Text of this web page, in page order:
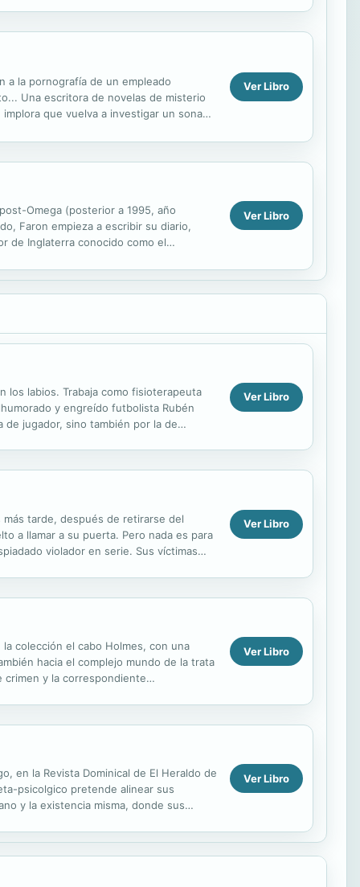
a la pornografía de un empleado
Una escritora de novelas de misterio
que vuelva a investigar un sonado
Ver Libro
Omega (posterior a 1995, año
Faron empieza a escribir su diario,
de Inglaterra conocido como el
Ver Libro
los labios. Trabaja como fisioterapeuta
y engreído futbolista Rubén
jugador, sino también por la de
Ver Libro
tarde, después de retirarse del
a llamar a su puerta. Pero nada es para
violador en serie. Sus víctimas
Ver Libro
colección el cabo Holmes, con una
hacia el complejo mundo de la trata
crimen y la correspondiente
Ver Libro
en la Revista Dominical de El Heraldo de
psicolgico pretende alinear sus
y la existencia misma, donde sus
Ver Libro